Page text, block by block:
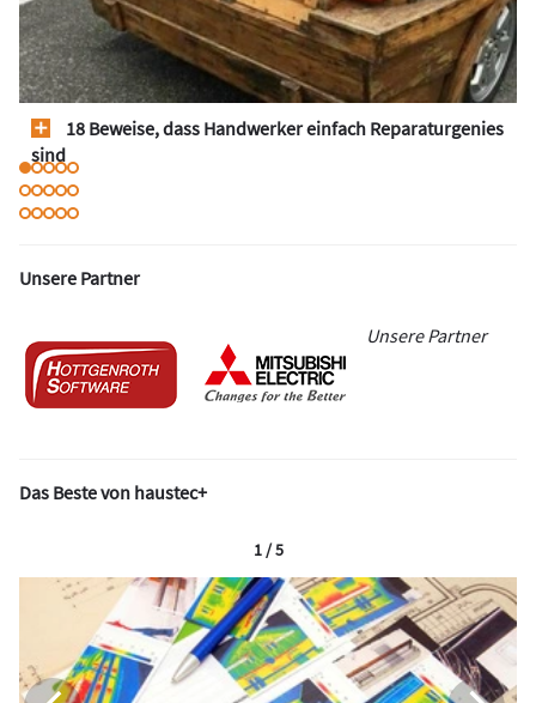
18 Beweise, dass Handwerker einfach Reparaturgenies
sind
Unsere Partner
Unsere Partner
Das Beste von haustec+
1 / 5